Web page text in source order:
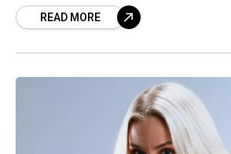
on yksi Vantaan tunnetuimmista
READ MORE